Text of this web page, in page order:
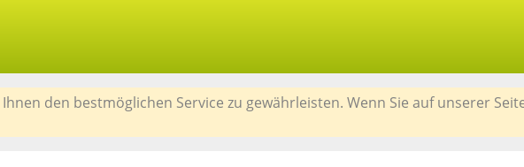
den bestmöglichen Service zu gewährleisten. Wenn Sie auf unserer